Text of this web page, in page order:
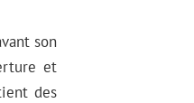
son
et
des